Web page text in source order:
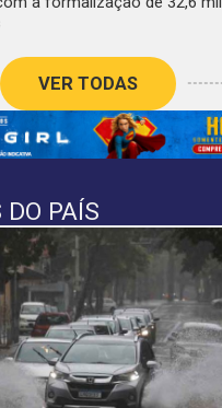
VER TODAS
DO PAÍS